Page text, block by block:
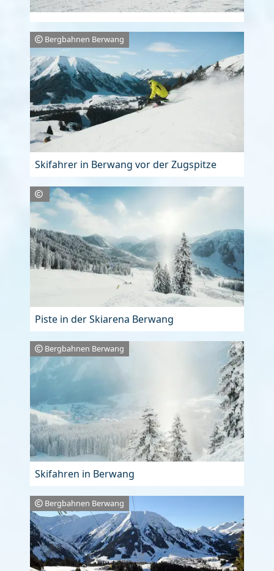
Bergbahnen Berwang
Skifahrer in Berwang vor der Zugspitze
Piste in der Skiarena Berwang
Bergbahnen Berwang
Skifahren in Berwang
Bergbahnen Berwang